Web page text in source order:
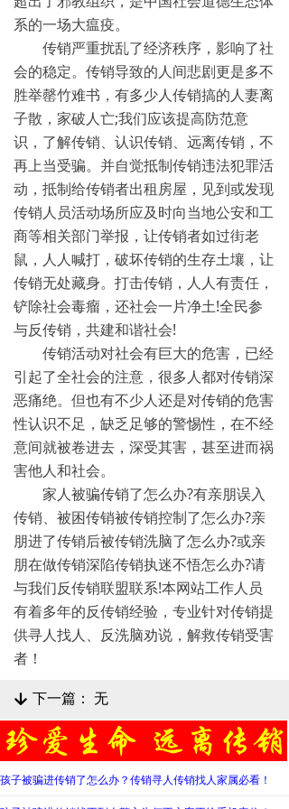
系的一场大瘟疫。
传销严重扰乱了经济秩序，影响了社
会的稳定。传销导致的人间悲剧更是多不
胜举罄竹难书，有多少人传销搞的人妻离
子散，家破人亡;我们应该提高防范意
识，了解传销、认识传销、远离传销，不
再上当受骗。并自觉抵制传销违法犯罪活
动，抵制给传销者出租房屋，见到或发现
传销人员活动场所应及时向当地公安和工
商等相关部门举报，让传销者如过街老
鼠，人人喊打，破坏传销的生存土壤，让
传销无处藏身。打击传销，人人有责任，
铲除社会毒瘤，还社会一片净土!全民参
与反传销，共建和谐社会!
传销活动对社会有巨大的危害，已经
引起了全社会的注意，很多人都对传销深
恶痛绝。但也有不少人还是对传销的危害
性认识不足，缺乏足够的警惕性，在不经
意间就被卷进去，深受其害，甚至进而祸
害他人和社会。
家人被骗传销了怎么办?有亲朋误入
传销、被困传销被传销控制了怎么办?亲
朋进了传销后被传销洗脑了怎么办?或亲
朋在做传销深陷传销执迷不悟怎么办?请
与我们反传销联盟联系!本网站工作人员
有着多年的反传销经验，专业针对传销提
供寻人找人、反洗脑劝说，解救传销受害
者！
녓 下一篇： 无
孩子被骗进传销了怎么办？传销寻人传销找人家属必看！